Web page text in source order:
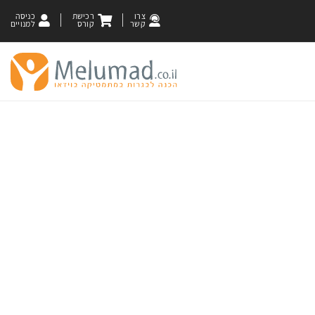
כניסה
למנויים
רכישת
קורס
צרו
קשר